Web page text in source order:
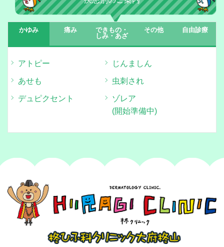
かゆみ 痛み
できもの・
しみ・あざ
その他 自由診療
アトピー じんましん
あせも 虫刺され
デュピクセント
ゾレア
(開始準備中)